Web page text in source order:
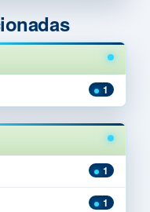
1
1
1